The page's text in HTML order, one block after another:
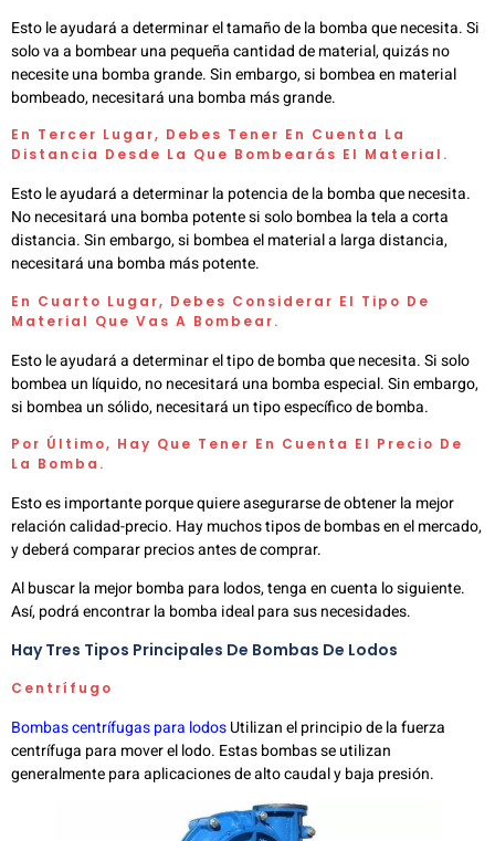
Esto le ayudará a determinar el tamaño de la bomba que necesita. Si
solo va a bombear una pequeña cantidad de material, quizás no
necesite una bomba grande. Sin embargo, si bombea en material
bombeado, necesitará una bomba más grande.
En Tercer Lugar, Debes Tener En Cuenta La
Distancia Desde La Que Bombearás El Material.
Esto le ayudará a determinar la potencia de la bomba que necesita.
No necesitará una bomba potente si solo bombea la tela a corta
distancia. Sin embargo, si bombea el material a larga distancia,
necesitará una bomba más potente.
En Cuarto Lugar, Debes Considerar El Tipo De
Material Que Vas A Bombear.
Esto le ayudará a determinar el tipo de bomba que necesita. Si solo
bombea un líquido, no necesitará una bomba especial. Sin embargo,
si bombea un sólido, necesitará un tipo específico de bomba.
Por Último, Hay Que Tener En Cuenta El Precio De
La Bomba.
Esto es importante porque quiere asegurarse de obtener la mejor
relación calidad-precio. Hay muchos tipos de bombas en el mercado,
y deberá comparar precios antes de comprar.
Al buscar la mejor bomba para lodos, tenga en cuenta lo siguiente.
Así, podrá encontrar la bomba ideal para sus necesidades.
Hay Tres Tipos Principales De Bombas De Lodos
Centrífugo
Bombas centrífugas para lodosUtilizan el principio de la fuerza
centrífuga para mover el lodo. Estas bombas se utilizan
generalmente para aplicaciones de alto caudal y baja presión.